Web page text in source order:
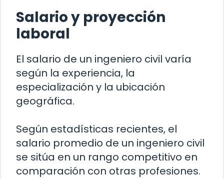
Salario y proyección
laboral
El salario de un ingeniero civil varía
según la experiencia, la
especialización y la ubicación
geográfica.
Según estadísticas recientes, el
salario promedio de un ingeniero civil
se sitúa en un rango competitivo en
comparación con otras profesiones.